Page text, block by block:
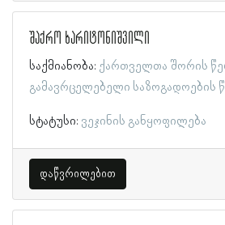
შაქრო ხარიტონიშვილი
საქმიანობა: ქართველთა შორის
გამავრცელებელი საზოგადოების
სტატუსი: ვეჯინის განყოფილება
დაწვრილებით